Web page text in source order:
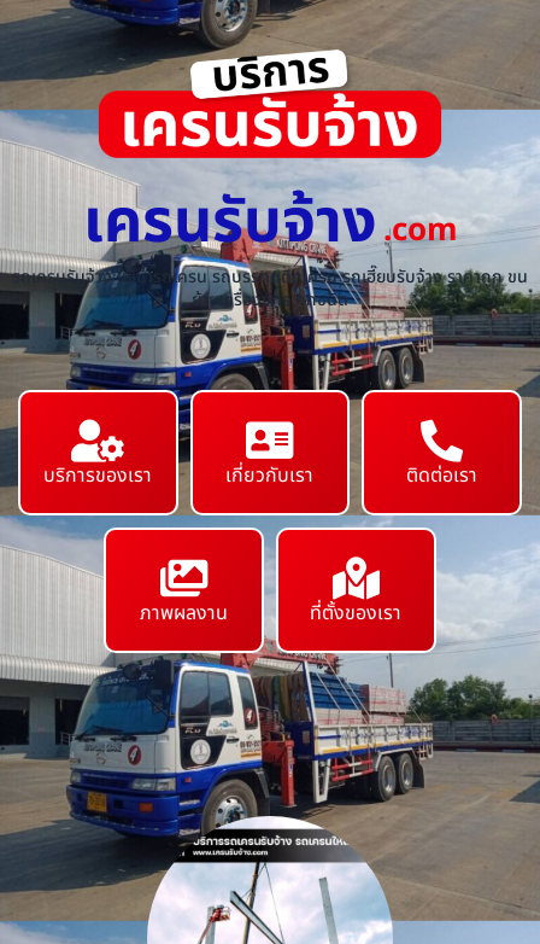
เครนรับจ้าง.com
รถเครนรับจ้าง ให้เช่ารถเครน รถบรรทุกติดเครน รถเฮี๊ยบรับจ้าง ราคาถูก ขน
ย้ายเครื่องจักร ทุกชนิด
บริการของเรา เกี่ยวกับเรา ติดต่อเรา
ภาพผลงาน ที่ตั้งของเรา